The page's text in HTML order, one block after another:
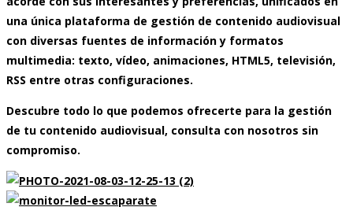
una única plataforma de gestión de contenido audiovisual
con diversas fuentes de información y formatos
multimedia: texto, vídeo, animaciones, HTML5, televisión,
RSS entre otras configuraciones.
Descubre todo lo que podemos ofrecerte para la gestión
de tu contenido audiovisual, consulta con nosotros sin
compromiso.